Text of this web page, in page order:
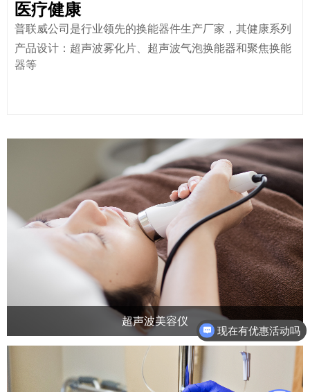
医疗健康
普联威公司是行业领先的换能器件生产厂家，其健康系列
产品设计：超声波雾化片、超声波气泡换能器和聚焦换能
器等
超声波美容仪
现在有优惠活动吗